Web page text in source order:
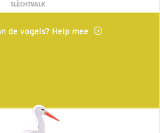
SLECHTVALK
de vogels? Help mee